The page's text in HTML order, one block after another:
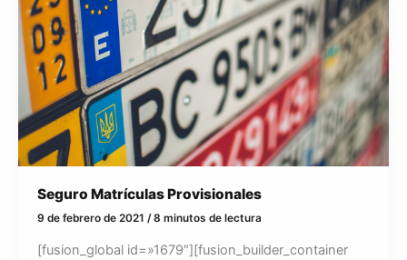
Seguro Matrículas Provisionales
9 de febrero de 2021 /8 minutos de lectura
[fusion_global id=»1679″][fusion_builder_container